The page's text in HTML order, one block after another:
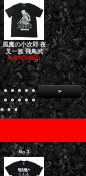
風魔の小次郎 夜
叉一族 飛鳥武
4,400円(税込)
風魔の小次
魔一族 竜
4,400円(税
>
No.3 No.4